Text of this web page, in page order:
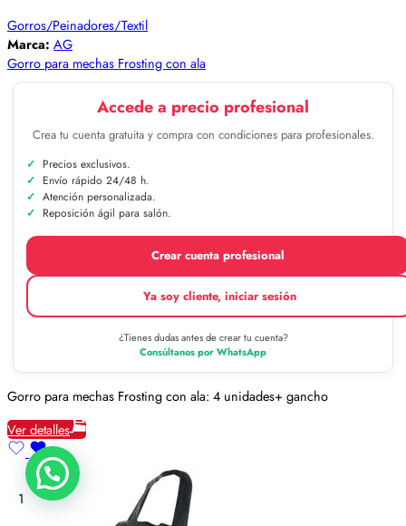
Gorros/Peinadores/Textil
Marca: AG
Gorro para mechas Frosting con ala
Accede a precio profesional
Crea tu cuenta gratuita y compra con condiciones para profesionales.
Precios exclusivos.
Envío rápido 24/48 h.
Atención personalizada.
Reposición ágil para salón.
Crear cuenta profesional
Ya soy cliente, iniciar sesión
¿Tienes dudas antes de crear tu cuenta?
Consúltanos por WhatsApp
Gorro para mechas Frosting con ala: 4 unidades+ gancho
Ver detalles
1